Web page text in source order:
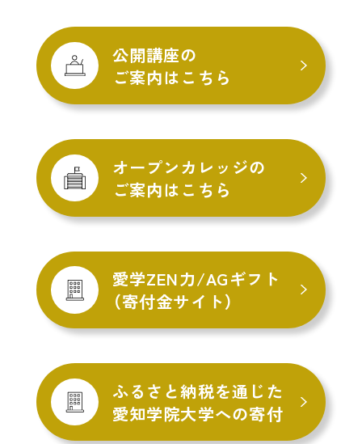
公開講座の
ご案内はこちら
オープンカレッジの
ご案内はこちら
愛学ZEN力/AGギフト
（寄付金サイト）
ふるさと納税を通じた
愛知学院大学への寄付